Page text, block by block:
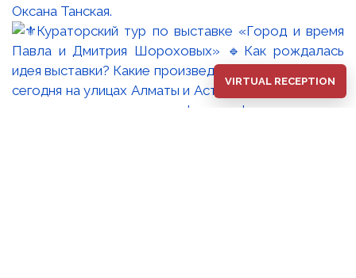
Оксана Танская.
VIRTUAL RECEPTION